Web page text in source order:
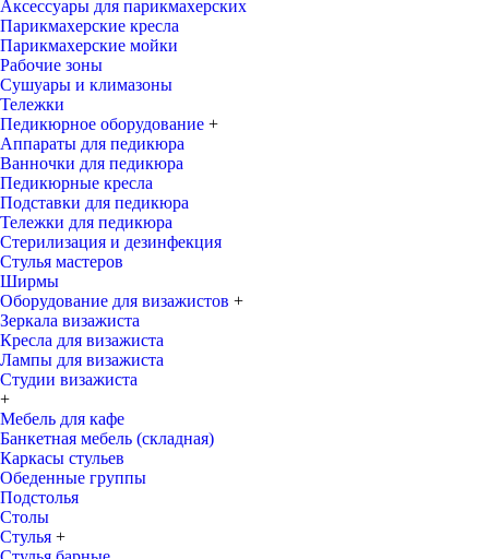
Аксессуары для парикмахерских
Парикмахерские кресла
Парикмахерские мойки
Рабочие зоны
Сушуары и климазоны
Тележки
Педикюрное оборудование +
Аппараты для педикюра
Ванночки для педикюра
Педикюрные кресла
Подставки для педикюра
Тележки для педикюра
Стерилизация и дезинфекция
Стулья мастеров
Ширмы
Оборудование для визажистов +
Зеркала визажиста
Кресла для визажиста
Лампы для визажиста
Студии визажиста
+
Мебель для кафе
Банкетная мебель (складная)
Каркасы стульев
Обеденные группы
Подстолья
Столы
Стулья +